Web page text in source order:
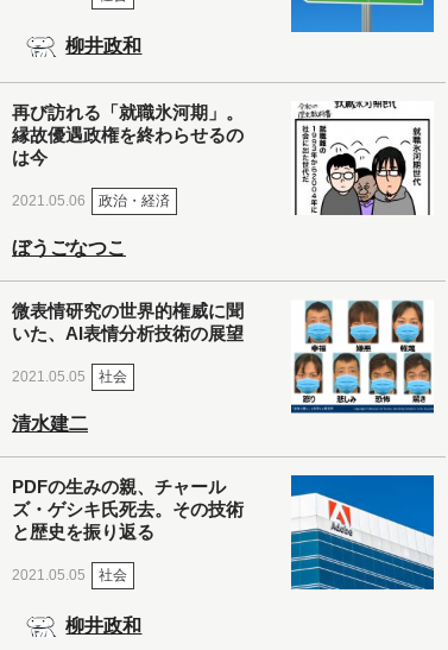
柳井政和
再び訪れる「就職氷河期」。
縁故優遇政権を終わらせるの
は今
2021.05.06 政治・経済
ぼうごなつこ
微表情研究の世界的権威に聞
いた、AI表情分析技術の展望
2021.05.05 社会
清水建二
PDFの生みの親、チャール
ズ・ゲシキ氏死去。その技術
と歴史を振り返る
2021.05.05 社会
柳井政和